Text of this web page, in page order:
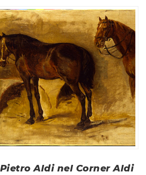
Aldi nel Corner Aldi